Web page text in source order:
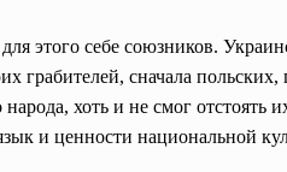
этого себе союзников.
грабителей, сначала
хоть и не смог отстоять
и ценности национальной